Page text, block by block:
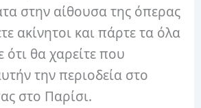
στην αίθουσα της όπερας
ακίνητοι και πάρτε τα όλα
θα χαρείτε που
την περιοδεία στο
στο Παρίσι.